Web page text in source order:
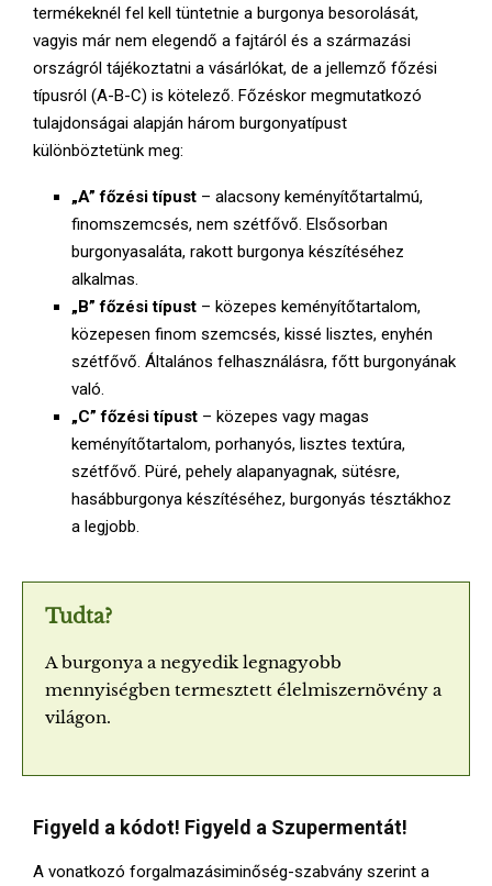
U
termékeknél fel kell tüntetnie a burgonya besorolását,
vagyis már nem elegendő a fajtáról és a származási
országról tájékoztatni a vásárlókat, de a jellemző főzési
típusról (A-B-C) is kötelező. Főzéskor megmutatkozó
tulajdonságai alapján három burgonyatípust
különböztetünk meg:
„A” főzési típust – alacsony keményítőtartalmú,
finomszemcsés, nem szétfővő. Elsősorban
burgonyasaláta, rakott burgonya készítéséhez
alkalmas.
„B” főzési típust – közepes keményítőtartalom,
közepesen finom szemcsés, kissé lisztes, enyhén
szétfővő. Általános felhasználásra, főtt burgonyának
való.
„C” főzési típust – közepes vagy magas
keményítőtartalom, porhanyós, lisztes textúra,
szétfővő. Püré, pehely alapanyagnak, sütésre,
hasábburgonya készítéséhez, burgonyás tésztákhoz
a legjobb.
Tudta?
A burgonya a negyedik legnagyobb
mennyiségben termesztett élelmiszernövény a
világon.
Figyeld a kódot! Figyeld a Szupermentát!
A vonatkozó forgalmazásiminőség-szabvány szerint a